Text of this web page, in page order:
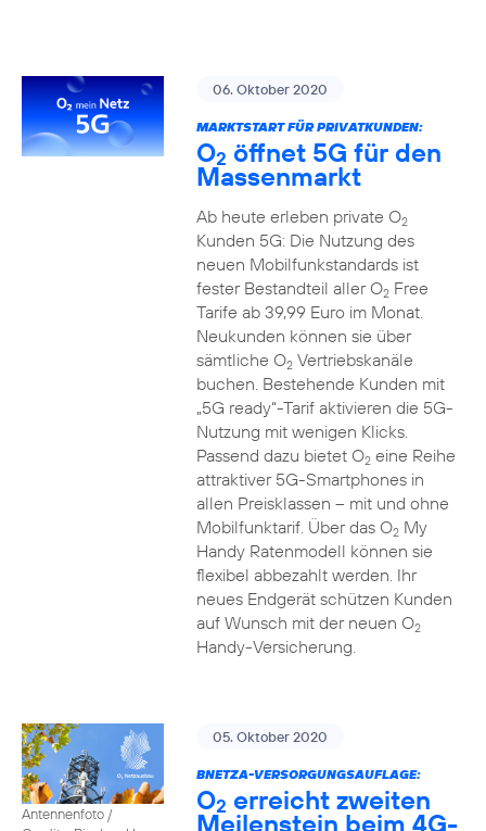
06. Oktober 2020
MARKTSTART FÜR PRIVATKUNDEN:
O2 öffnet 5G für den
Massenmarkt
Ab heute erleben private O2
Kunden 5G: Die Nutzung des
neuen Mobilfunkstandards ist
fester Bestandteil aller O2Free
Tarife ab 39,99 Euro im Monat.
Neukunden können sie über
sämtliche O2Vertriebskanäle
buchen. Bestehende Kunden mit
„5G ready“-Tarif aktivieren die 5G-
Nutzung mit wenigen Klicks.
Passend dazu bietet O2eine Reihe
attraktiver 5G-Smartphones in
allen Preisklassen – mit und ohne
Mobilfunktarif. Über das O2My
Handy Ratenmodell können sie
flexibel abbezahlt werden. Ihr
neues Endgerät schützen Kunden
auf Wunsch mit der neuen O2
Handy-Versicherung.
Antennenfoto /
05. Oktober 2020
BNETZA-VERSORGUNGSAUFLAGE:
O2 erreicht zweiten
Meilenstein beim 4G-